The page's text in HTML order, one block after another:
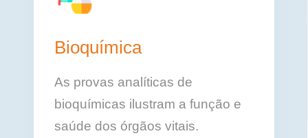
Bioquímica
As provas analíticas de
bioquímicas ilustram a função e
saúde dos órgãos vitais.